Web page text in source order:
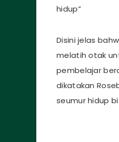
hidup”
Disini jelas
melatih otak
pembelajar
dikatakan
seumur hidup